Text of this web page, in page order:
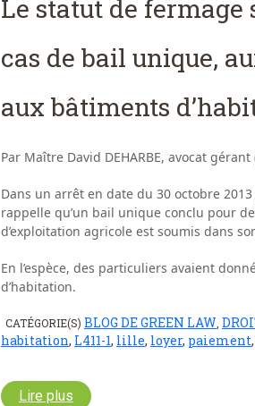
Le statut de
cas de bail unique,
aux bâtiments
Par Maître David DEHARBE, avocat gérant
Dans un arrêt en date du 30 octobre 2013
rappelle qu’un bail unique conclu pour
d’exploitation agricole est soumis dans
En l’espèce, des particuliers avaient
d’habitation.
CATÉGORIE(S) BLOG DE GREEN LAW,
habitation, L411-1, lille, loyer, paiement,
Lire plus